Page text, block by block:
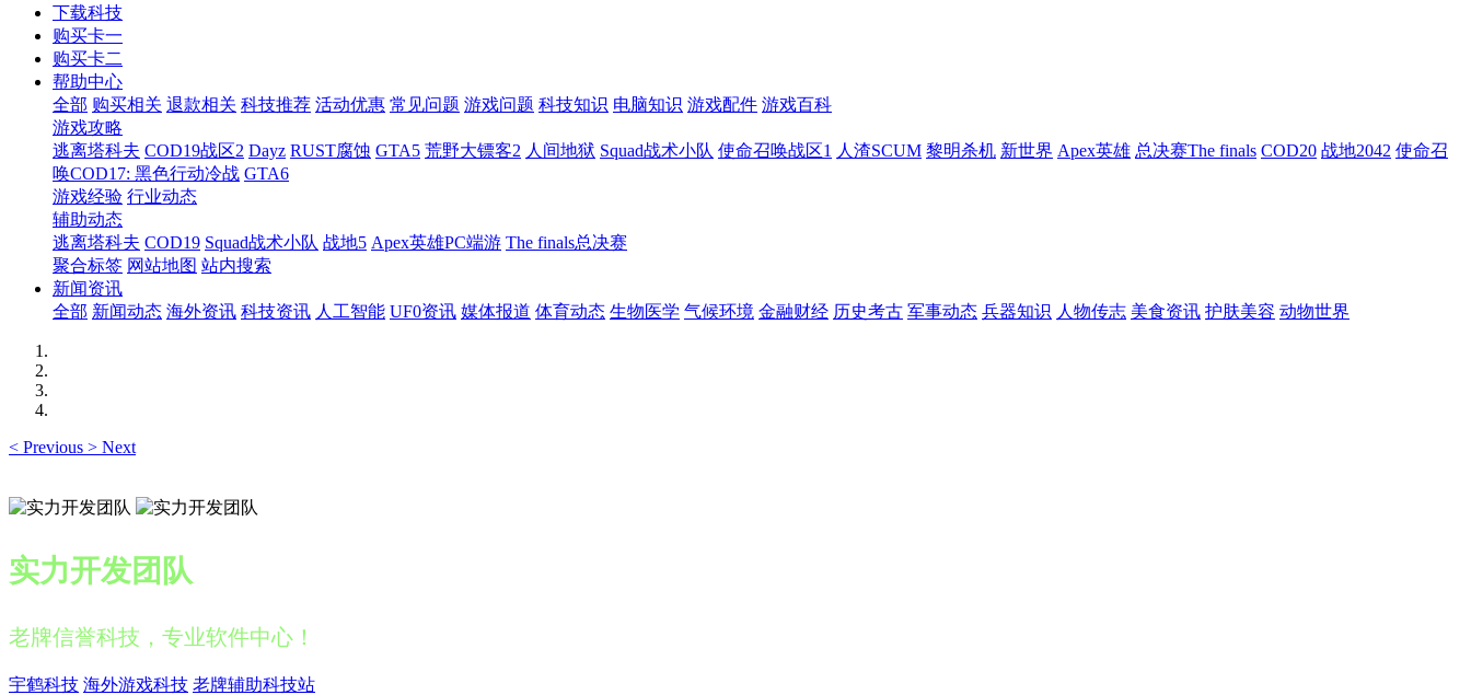
下载科技
购买卡一
购买卡二
帮助中心
全部 购买相关 退款相关 科技推荐 活动优惠 常见问题 游戏问题 科技知识 电脑知识 游戏配件 游戏百科
游戏攻略
逃离塔科夫 COD19战区2 Dayz RUST腐蚀 GTA5 荒野大镖客2 人间地狱 Squad战术小队 使命召唤战区1 人渣SCUM 黎明杀机 新世界 Apex英雄 总决赛The finals COD20 战地2042 使命召
唤COD17: 黑色行动冷战 GTA6
游戏经验 行业动态
辅助动态
逃离塔科夫 COD19 Squad战术小队 战地5 Apex英雄PC端游 The finals总决赛
聚合标签 网站地图 站内搜索
新闻资讯
全部 新闻动态 海外资讯 科技资讯 人工智能 UF0资讯 媒体报道 体育动态 生物医学 气候环境 金融财经 历史考古 军事动态 兵器知识 人物传志 美食资讯 护肤美容 动物世界
< Previous > Next
实力开发团队
老牌信誉科技，专业软件中心！
宇鹤科技 海外游戏科技 老牌辅助科技站